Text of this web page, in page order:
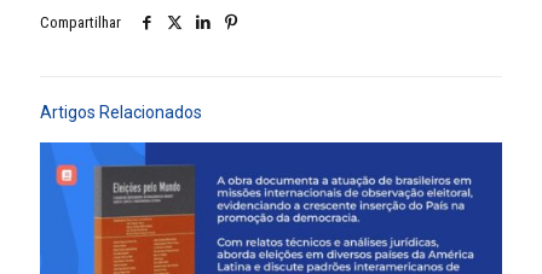
Compartilhar
Artigos Relacionados